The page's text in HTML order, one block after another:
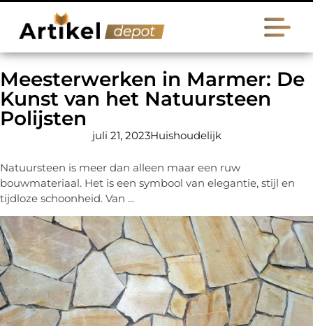
Meesterwerken in Marmer: De
Kunst van het Natuursteen
Polijsten
juli 21, 2023Huishoudelijk
Natuursteen is meer dan alleen maar een ruw
bouwmateriaal. Het is een symbool van elegantie, stijl en
tijdloze schoonheid. Van ...